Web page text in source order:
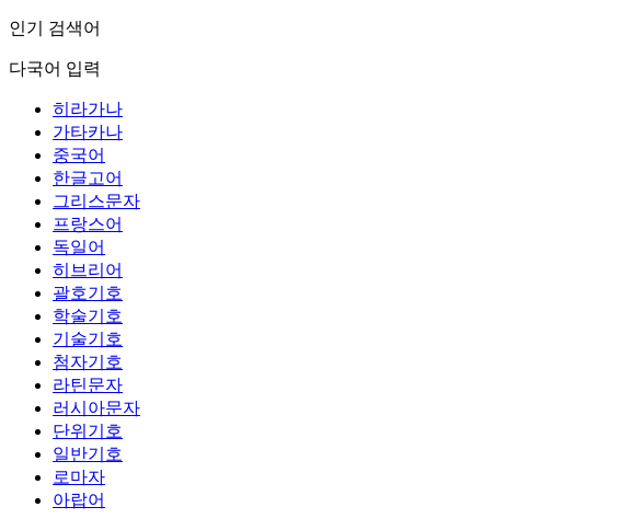
인기 검색어
다국어 입력
히라가나
가타카나
중국어
한글고어
그리스문자
프랑스어
독일어
히브리어
괄호기호
학술기호
기술기호
첨자기호
라틴문자
러시아문자
단위기호
일반기호
로마자
아랍어